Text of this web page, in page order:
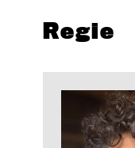
Regie